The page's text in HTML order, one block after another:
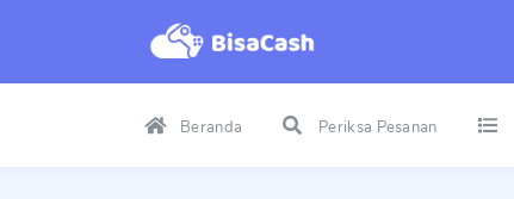
Beranda Periksa Pesanan